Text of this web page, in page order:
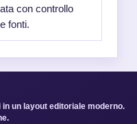
con controllo
fonti.
un layout editoriale moderno.